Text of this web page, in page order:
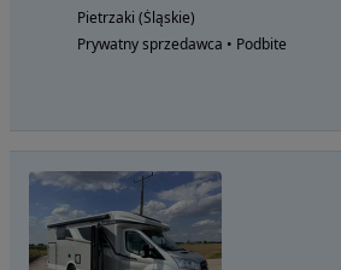
Pietrzaki (Śląskie)
Prywatny sprzedawca • Podbite